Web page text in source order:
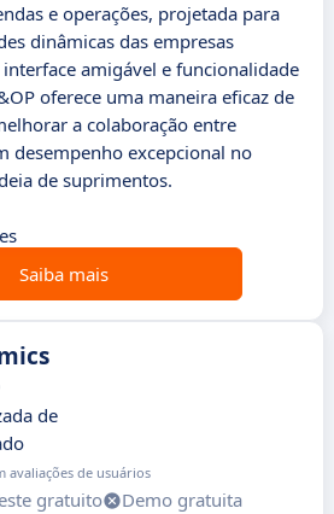
e operações, projetada para
dinâmicas das empresas
amigável e funcionalidade
oferece uma maneira eficaz de
a colaboração entre
desempenho excepcional no
de suprimentos.
Saiba mais
de
avaliações de usuários
gratuito
Demo gratuita